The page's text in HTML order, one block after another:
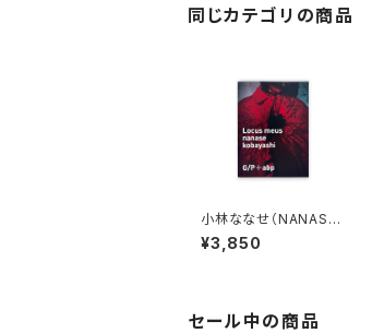
同じカテゴリの商品
小林ななせ（NANASE
KOBAYASHI）Locus
meus
¥3,850
セール中の商品